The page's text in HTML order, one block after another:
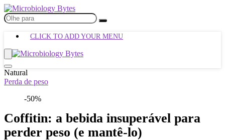
CLICK TO ADD YOUR MENU
Natural
Perda de peso
-50%
Coffitin: a bebida insuperável para
perder peso (e mantê-lo)